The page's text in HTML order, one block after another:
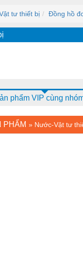
tư thiết bị Đồng hồ
phẩm VIP cùng
PHẨM » Nước-Vật tư